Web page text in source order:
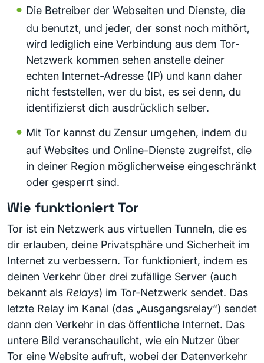
Die Betreiber der Webseiten und Dienste, die
du benutzt, und jeder, der sonst noch mithört,
wird lediglich eine Verbindung aus dem Tor-
Netzwerk kommen sehen anstelle deiner
echten Internet-Adresse (IP) und kann daher
nicht feststellen, wer du bist, es sei denn, du
identifizierst dich ausdrücklich selber.
Mit Tor kannst du Zensur umgehen, indem du
auf Websites und Online-Dienste zugreifst, die
in deiner Region möglicherweise eingeschränkt
oder gesperrt sind.
Wie funktioniert Tor
Tor ist ein Netzwerk aus virtuellen Tunneln, die es
dir erlauben, deine Privatsphäre und Sicherheit im
Internet zu verbessern. Tor funktioniert, indem es
deinen Verkehr über drei zufällige Server (auch
bekannt als Relays) im Tor-Netzwerk sendet. Das
letzte Relay im Kanal (das „Ausgangsrelay“) sendet
dann den Verkehr in das öffentliche Internet. Das
untere Bild veranschaulicht, wie ein Nutzer über
Tor eine Website aufruft, wobei der Datenverkehr